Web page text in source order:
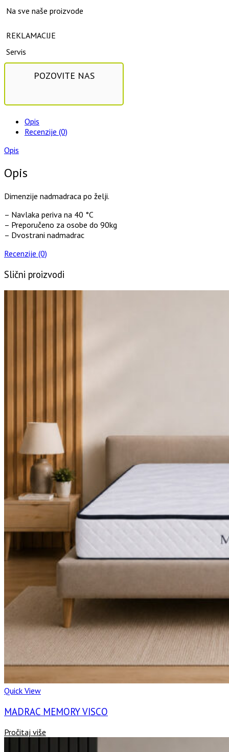
Na sve naše proizvode
REKLAMACIJE
Servis
POZOVITE NAS
Opis
Recenzije (0)
Opis
Opis
Dimenzije nadmadraca po želji.
– Navlaka periva na 40 °C
– Preporučeno za osobe do 90kg
– Dvostrani nadmadrac
Recenzije (0)
Slični proizvodi
Quick View
MADRAC MEMORY VISCO
Pročitaj više